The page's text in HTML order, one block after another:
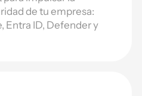
de tu empresa:
Entra ID, Defender y